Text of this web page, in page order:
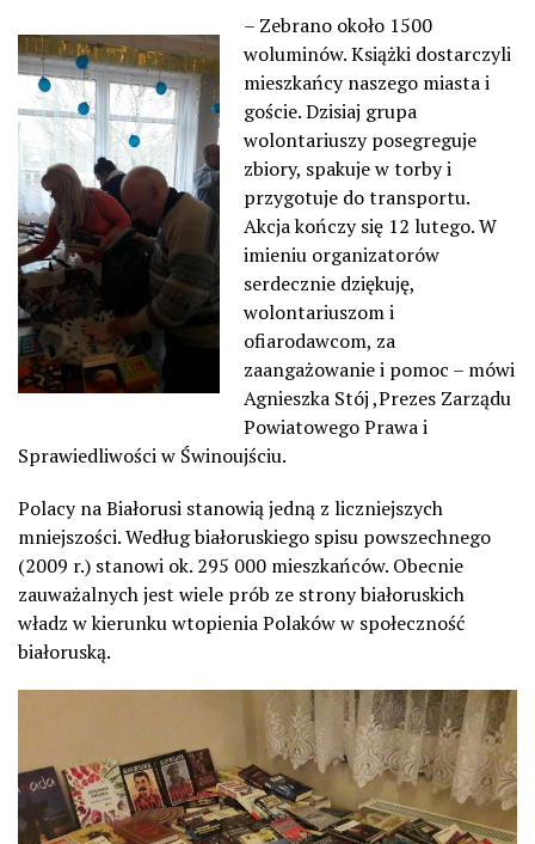
– Zebrano około 1500
woluminów. Książki dostarczyli
mieszkańcy naszego miasta i
goście. Dzisiaj grupa
wolontariuszy posegreguje
zbiory, spakuje w torby i
przygotuje do transportu.
Akcja kończy się 12 lutego. W
imieniu organizatorów
serdecznie dziękuję,
wolontariuszom i
ofiarodawcom, za
zaangażowanie i pomoc – mówi
Agnieszka Stój ,Prezes Zarządu
Powiatowego Prawa i
Sprawiedliwości w Świnoujściu.
Polacy na Białorusi stanowią jedną z liczniejszych
mniejszości. Według białoruskiego spisu powszechnego
(2009 r.) stanowi ok. 295 000 mieszkańców. Obecnie
zauważalnych jest wiele prób ze strony białoruskich
władz w kierunku wtopienia Polaków w społeczność
białoruską.